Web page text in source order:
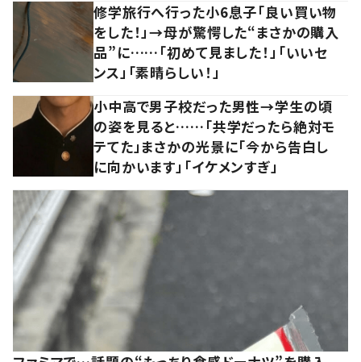
修学旅行へ行った小6息子「良い買い物
をした！」→母が驚愕した“まさかの購入
品”に……「初めて見ました！」「いいセ
ンス」「素晴らしい！」
小中高で男子校だった男性→学生の頃
の姿を見ると……「共学だったら絶対モ
テてた」まさかの光景に「今から告白し
に向かいます」「イケメンすぎ」